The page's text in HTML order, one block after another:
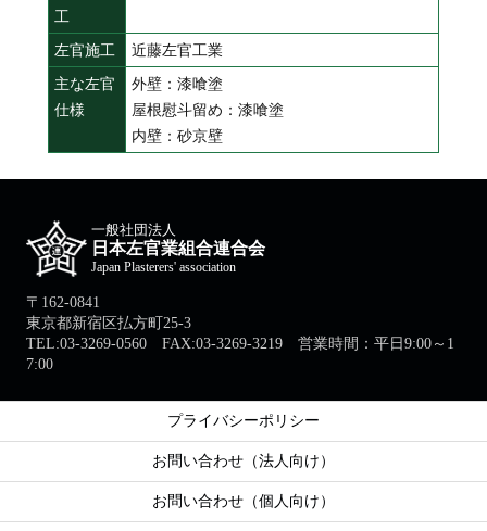
工
左官施工
近藤左官工業
主な左官
仕様
外壁：漆喰塗
屋根慰斗留め：漆喰塗
内壁：砂京壁
一般社団法人
日本左官業組合連合会
Japan Plasterers' association
〒162-0841
東京都新宿区払方町25-3
TEL:03-3269-0560 FAX:03-3269-3219 営業時間：平日9:00～1
7:00
プライバシーポリシー
お問い合わせ（法人向け）
お問い合わせ（個人向け）